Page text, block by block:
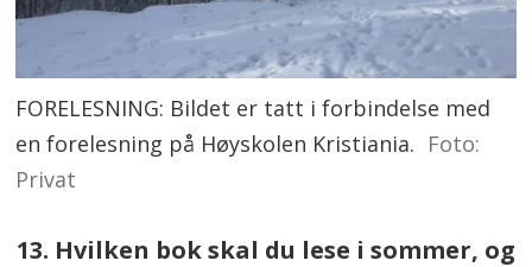
FORELESNING: Bildet er tatt i forbindelse med
en forelesning på Høyskolen Kristiania. Foto:
Privat
13. Hvilken bok skal du lese i sommer, og